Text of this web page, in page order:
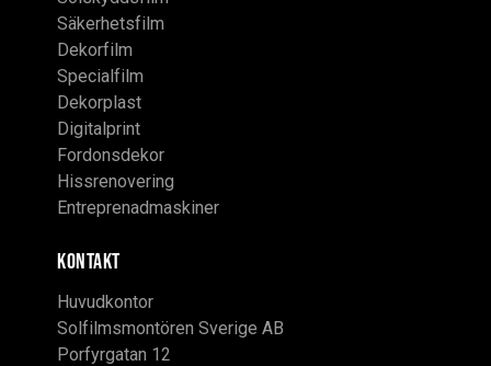
Säkerhetsfilm
Dekorfilm
Specialfilm
Dekorplast
Digitalprint
Fordonsdekor
Hissrenovering
Entreprenadmaskiner
KONTAKT
Huvudkontor
Solfilmsmontören Sverige AB
Porfyrgatan 12